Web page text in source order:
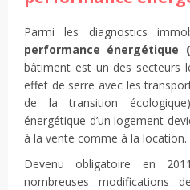
Parmi les diagnostics
performance énergétique
bâtiment est un des secteurs
effet de serre avec les
de la transition
énergétique d’un logement
à la vente comme à la location.
Devenu obligatoire en
nombreuses modifications